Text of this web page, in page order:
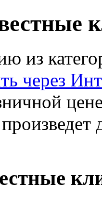
из
через